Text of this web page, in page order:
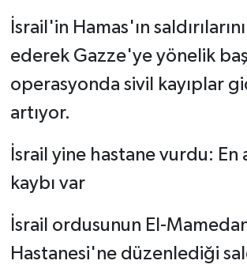
İsrail'in Hamas'ın
ederek Gazze'ye yönelik
operasyonda sivil kayıplar
artıyor.
İsrail yine hastane vurdu: En
kaybı var
İsrail ordusunun El-
Hastanesi'ne düzenlediği